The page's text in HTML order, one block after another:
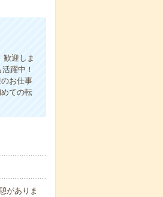
歓迎しま
躍中！
お仕事
ての転
がありま